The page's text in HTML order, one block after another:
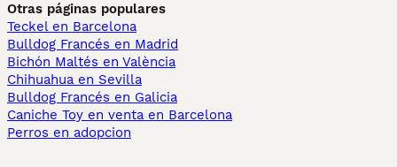
Otras páginas populares
Teckel en Barcelona
Bulldog Francés en Madrid
Bichón Maltés en València
Chihuahua en Sevilla
Bulldog Francés en Galicia
Caniche Toy en venta en Barcelona
Perros en adopcion